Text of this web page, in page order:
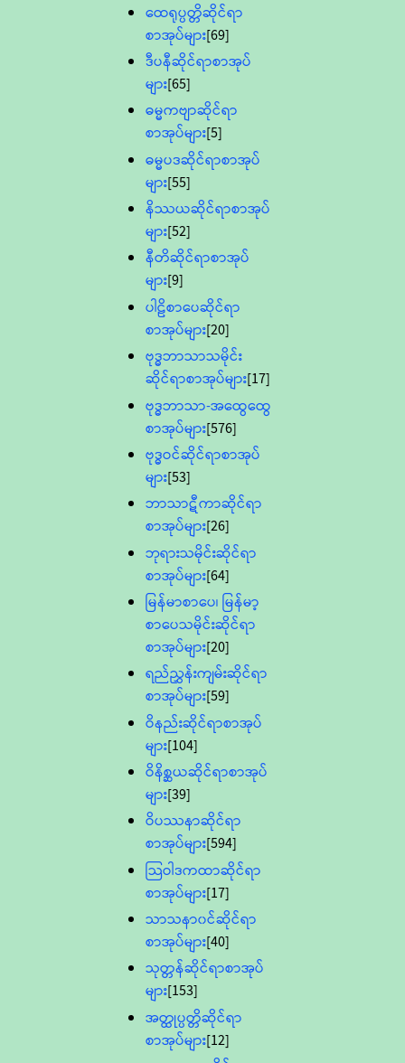
ထေရုပ္ပတ္တိဆိုင်ရာ
စာအုပ်များ[69]
ဒီပနီဆိုင်ရာစာအုပ်
များ[65]
ဓမ္မကဗျာဆိုင်ရာ
စာအုပ်များ[5]
ဓမ္မပဒဆိုင်ရာစာအုပ်
များ[55]
နိဿယဆိုင်ရာစာအုပ်
များ[52]
နီတိဆိုင်ရာစာအုပ်
များ[9]
ပါဠိစာပေဆိုင်ရာ
စာအုပ်များ[20]
ဗုဒ္ဓဘာသာသမိုင်း
ဆိုင်ရာစာအုပ်များ[17]
ဗုဒ္ဓဘာသာ-အထွေထွေ
စာအုပ်များ[576]
ဗုဒ္ဓဝင်ဆိုင်ရာစာအုပ်
များ[53]
ဘာသာဋီကာဆိုင်ရာ
စာအုပ်များ[26]
ဘုရားသမိုင်းဆိုင်ရာ
စာအုပ်များ[64]
မြန်မာစာပေ၊ မြန်မာ့
စာပေသမိုင်းဆိုင်ရာ
စာအုပ်များ[20]
ရည်ညွှန်းကျမ်းဆိုင်ရာ
စာအုပ်များ[59]
ဝိနည်းဆိုင်ရာစာအုပ်
များ[104]
ဝိနိစ္ဆယဆိုင်ရာစာအုပ်
များ[39]
ဝိပဿနာဆိုင်ရာ
စာအုပ်များ[594]
သြဝါဒကထာဆိုင်ရာ
စာအုပ်များ[17]
သာသနာ၀င်ဆိုင်ရာ
စာအုပ်များ[40]
သုတ္တန်ဆိုင်ရာစာအုပ်
များ[153]
အတ္ထုပ္ပတ္တိဆိုင်ရာ
စာအုပ်များ[12]